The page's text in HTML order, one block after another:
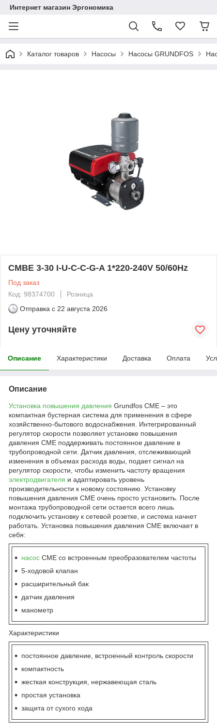
Интернет магазин Эргономика
Каталог товаров Насосы Насосы GRUNDFOS
CMBE 3-30 I-U-C-C-G-A 1*220-240V 50/60Hz
Под заказ
Код: 98374700
Розница
Отправка с 22 августа 2026
Цену уточняйте
Описание Характеристики Доставка Оплата
Описание
Установка повышения давления Grundfos CME – это
компактная бустерная система для применения в сфере
хозяйственно-бытового водоснабжения. Интегрированный
регулятор скорости позволяет установке повышения
давления CME поддерживать постоянное давление в
трубопроводной сети. Датчик давления, отслеживающий
изменения в объемах расхода воды, подает сигнал на
регулятор скорости, чтобы изменить частоту вращения
электродвигателя и адаптировать уровень
производительности к новому состоянию. Установку
повышения давления CME очень просто установить. После
монтажа трубопроводной сети остается всего лишь
подключить установку к сетевой розетке, и система начнет
работать. Установка повышения давления CME включает в
себя:
насос CME со встроенным преобразователем частоты
5-ходовой клапан
расширительный бак
датчик давления
манометр
Характеристики
постоянное давление, встроенный контроль скорости
компактность
жесткая конструкция, нержавеющая сталь
простая установка
защита от сухого хода